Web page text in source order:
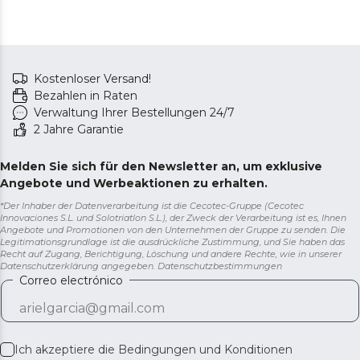
Kostenloser Versand!
Bezahlen in Raten
Verwaltung Ihrer Bestellungen 24/7
2 Jahre Garantie
Melden Sie sich für den Newsletter an, um exklusive
Angebote und Werbeaktionen zu erhalten.
*Der Inhaber der Datenverarbeitung ist die Cecotec-Gruppe (Cecotec
Innovaciones S.L. und Solotriatlon S.L.), der Zweck der Verarbeitung ist es, Ihnen
Angebote und Promotionen von den Unternehmen der Gruppe zu senden. Die
Legitimationsgrundlage ist die ausdrückliche Zustimmung, und Sie haben das
Recht auf Zugang, Berichtigung, Löschung und andere Rechte, wie in unserer
Datenschutzerklärung angegeben. Datenschutzbestimmungen
Correo electrónico
Ich akzeptiere die Bedingungen und Konditionen